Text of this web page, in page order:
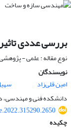
بررسی عددی
نوع مقاله : علمی -
نویسندگان
امین قلی‌زاد
دانشکده فنی و مهندسی،
چکیده